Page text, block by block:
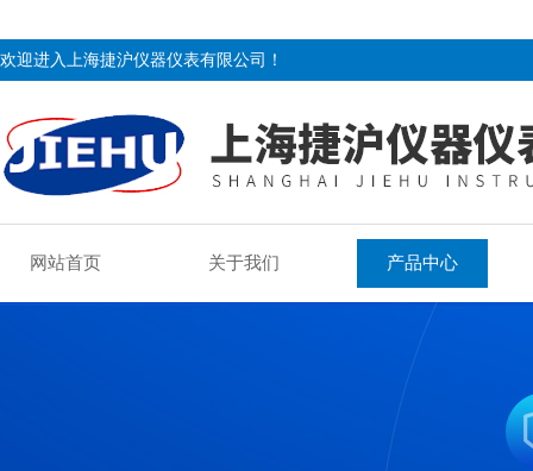
欢迎进入上海捷沪仪器仪表有限公司！
网站首页 关于我们 产品中心